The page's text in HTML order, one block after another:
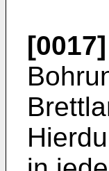
[0017]